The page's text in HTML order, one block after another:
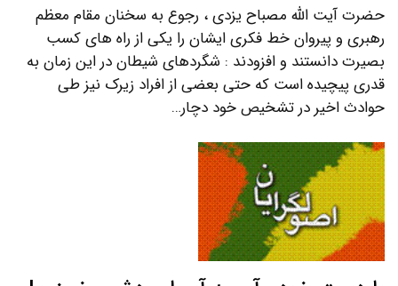
حضرت آیت الله مصباح یزدی ، رجوع به سخنان مقام معظم
رهبری و پیروان خط فکری ایشان را یکی از راه های کسب
بصیرت دانستند و افزودند : شگردهای شیطان در این زمان به
قدری پیچیده است که حتی بعضی از افراد زیرک نیز طی
حوادث اخیر در تشخیص خود دچار…